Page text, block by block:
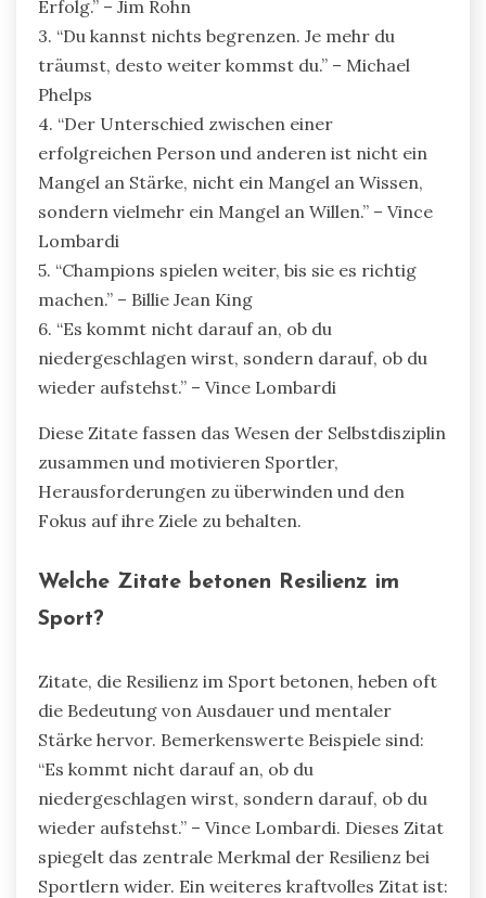
Erfolg.” – Jim Rohn
3. “Du kannst nichts begrenzen. Je mehr du
träumst, desto weiter kommst du.” – Michael
Phelps
4. “Der Unterschied zwischen einer
erfolgreichen Person und anderen ist nicht ein
Mangel an Stärke, nicht ein Mangel an Wissen,
sondern vielmehr ein Mangel an Willen.” – Vince
Lombardi
5. “Champions spielen weiter, bis sie es richtig
machen.” – Billie Jean King
6. “Es kommt nicht darauf an, ob du
niedergeschlagen wirst, sondern darauf, ob du
wieder aufstehst.” – Vince Lombardi
Diese Zitate fassen das Wesen der Selbstdisziplin
zusammen und motivieren Sportler,
Herausforderungen zu überwinden und den
Fokus auf ihre Ziele zu behalten.
Welche Zitate betonen Resilienz im
Sport?
Zitate, die Resilienz im Sport betonen, heben oft
die Bedeutung von Ausdauer und mentaler
Stärke hervor. Bemerkenswerte Beispiele sind:
“Es kommt nicht darauf an, ob du
niedergeschlagen wirst, sondern darauf, ob du
wieder aufstehst.” – Vince Lombardi. Dieses Zitat
spiegelt das zentrale Merkmal der Resilienz bei
Sportlern wider. Ein weiteres kraftvolles Zitat ist: